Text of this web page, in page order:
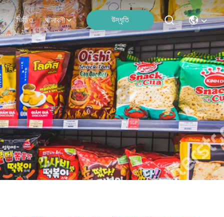
ভিডিও ঘটনাবলী উদ্ধৃতি